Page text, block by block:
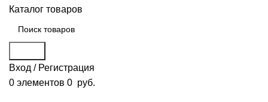
Каталог товаров
Вход / Регистрация
0 элементов 0 руб.